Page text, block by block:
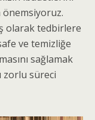
olarak tedbirlere
ve temizliğe
sağlamak
zorlu süreci